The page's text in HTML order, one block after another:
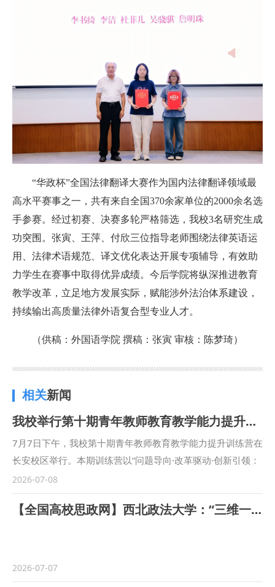
“华政杯”全国法律翻译大赛作为国内法律翻译领域最
高水平赛事之一，共有来自全国370余家单位的2000余名选
手参赛。经过初赛、决赛多轮严格筛选，我校3名研究生成
功突围。张寅、王萍、付欣三位指导老师围绕法律英语运
用、法律术语规范、译文优化表达开展专项辅导，有效助
力学生在赛事中取得优异成绩。今后学院将纵深推进教育
教学改革，立足地方发展实际，赋能涉外法治体系建设，
持续输出高质量法律外语复合型专业人才。
（供稿：外国语学院 撰稿：张寅 审核：陈梦琦）
相关新闻
我校举行第十期青年教师教育教学能力提升训练营
7月7日下午，我校第十期青年教师教育教学能力提升训练营在
长安校区举行。本期训练营以“问题导向·改革驱动·创新引领：
高校青年教师教学能力提升的理念、路径与实践”为主题，由
教务处、教师发展中心联合主办，邀请西北大学经济管理学院
教授、博士生导师韩少真作专题辅导，我校青年教师参加培
面，系统阐释了青年教师如何从真实教学问题出发，树立问题
意识、改革意识和创新意识，从而系统提升课堂教学实施能
2026-07-08
【全国高校思政网】西北政法大学：“三维一体”打造“一站式”学生社区“田间地头思政课”
2026-07-07